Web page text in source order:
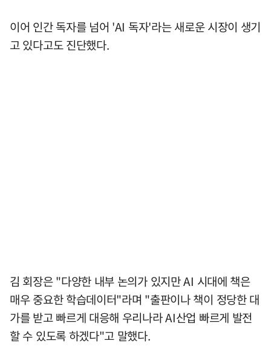
이어 인간 독자를 넘어 'AI 독자'라는 새로운 시장이 생기
고 있다고도 진단했다.
김 회장은 "다양한 내부 논의가 있지만 AI 시대에 책은
매우 중요한 학습데이터"라며 "출판이나 책이 정당한 대
가를 받고 빠르게 대응해 우리나라 AI산업 빠르게 발전
할 수 있도록 하겠다"고 말했다.